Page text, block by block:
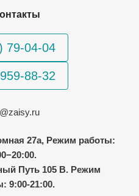
79-04-04
88-32
27а, Режим работы:
Путь 105 В. Режим
9:00-21:00.